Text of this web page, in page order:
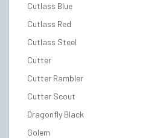
Cutlass Blue
Cutlass Red
Cutlass Steel
Cutter
Cutter Rambler
Cutter Scout
Dragonfly Black
Golem